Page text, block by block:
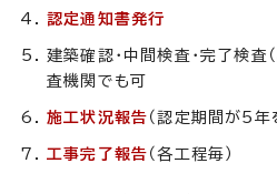
認定通知書発行
建築確認・中間検査・完了検
査機関でも可
施工状況報告 （認定期間が5年
工事完了報告 （各工程毎）